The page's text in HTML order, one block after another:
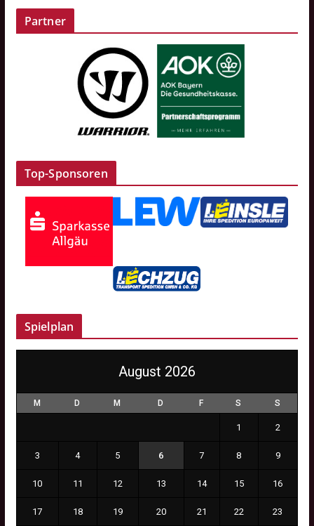
Partner
Top-Sponsoren
Spielplan
August 2026
M D M D F S S
1 2
3 4 5 6 7 8 9
10 11 12 13 14 15 16
17 18 19 20 21 22 23